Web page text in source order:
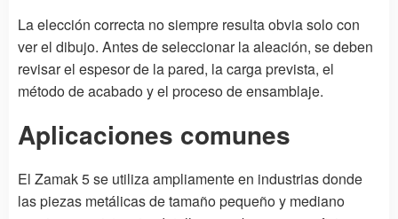
La elección correcta no siempre resulta obvia solo con
ver el dibujo. Antes de seleccionar la aleación, se deben
revisar el espesor de la pared, la carga prevista, el
método de acabado y el proceso de ensamblaje.
Aplicaciones comunes
El Zamak 5 se utiliza ampliamente en industrias donde
las piezas metálicas de tamaño pequeño y mediano